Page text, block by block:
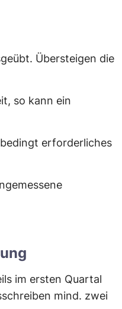
Übersteigen die
so kann ein
erforderliches
im ersten Quartal
mind. zwei